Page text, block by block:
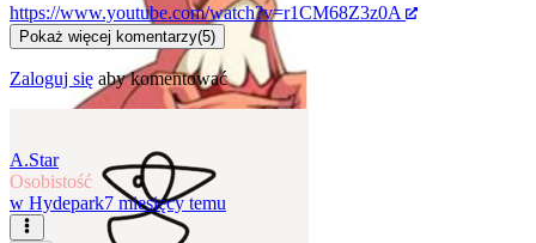
https://www.youtube.com/watch?v=r1CM68Z3z0A
Pokaż więcej komentarzy(5)
Zaloguj się aby komentować
A.Star
Osobistość
w Hydepark7 miesięcy temu